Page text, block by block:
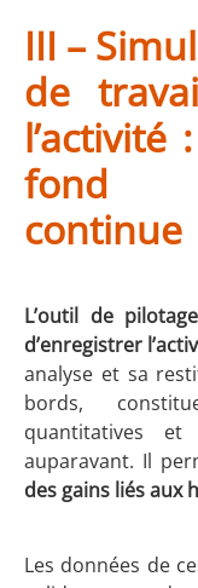
III –
de
l’activité
fond
continue
L’outil de
d’enregistrer
analyse et sa
bords,
quantitatives et
auparavant. Il
des gains liés aux
Les données de